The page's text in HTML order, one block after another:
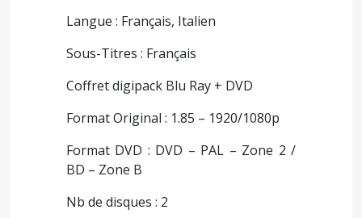
Langue : Français, Italien
Sous-Titres : Français
Coffret digipack Blu Ray + DVD
Format Original : 1.85 – 1920/1080p
Format DVD : DVD – PAL – Zone 2 /
BD – Zone B
Nb de disques : 2